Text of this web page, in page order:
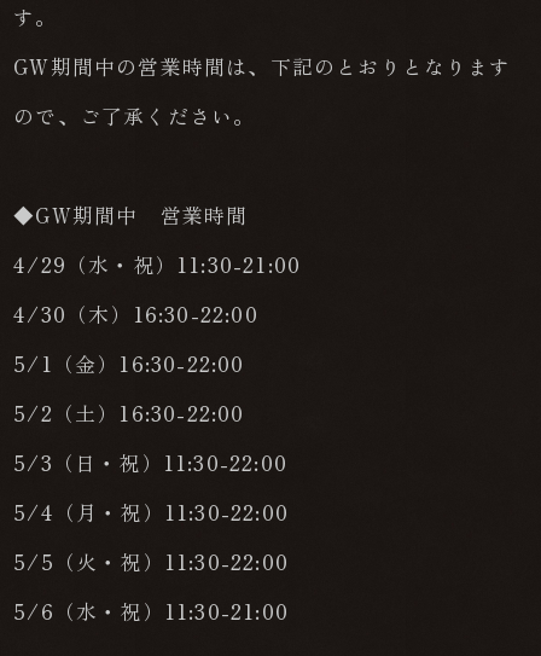
す。
GW期間中の営業時間は、下記のとおりとなります
ので、ご了承ください。
◆GW期間中 営業時間
4/29（水・祝）11:30-21:00
4/30（木）16:30-22:00
5/1（金）16:30-22:00
5/2（土）16:30-22:00
5/3（日・祝）11:30-22:00
5/4（月・祝）11:30-22:00
5/5（火・祝）11:30-22:00
5/6（水・祝）11:30-21:00